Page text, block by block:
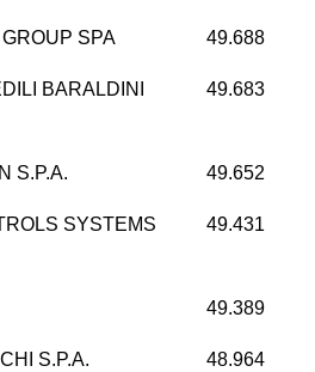
SPA 49.688
BARALDINI
49.683
S.P.A. 49.652
SYSTEMS
49.431
49.389
S.P.A. 48.964